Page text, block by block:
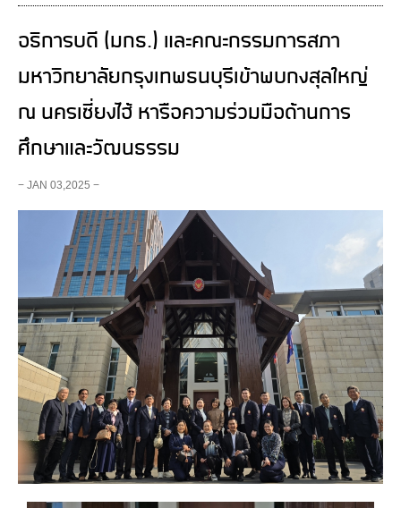
อธิการบดี (มกธ.) และคณะกรรมการสภา
มหาวิทยาลัยกรุงเทพธนบุรีเข้าพบกงสุลใหญ่
ณ นครเซี่ยงไฮ้ หารือความร่วมมือด้านการ
ศึกษาและวัฒนธรรม
− JAN 03,2025 −